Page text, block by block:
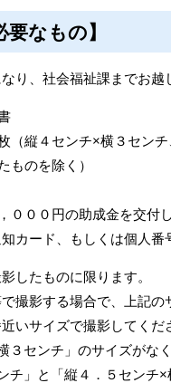
要なもの】
り、社会福祉課までお越
（縦４センチ×横３センチ
ものを除く）
０００円の助成金を交付し
カード、もしくは個人番
したものに限ります。
撮影する場合で、上記の
いサイズで撮影してくだ
３センチ」のサイズがな
チ」と「縦４．５センチ